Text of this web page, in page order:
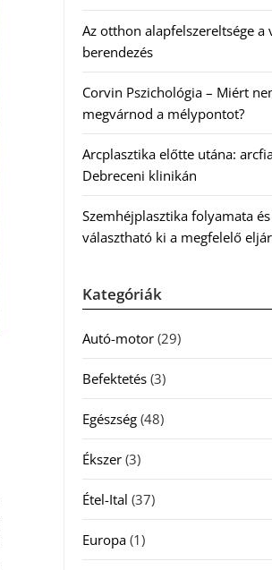
Az otthon alapfelszereltsége a
berendezés
Corvin Pszichológia – Miért
megvárnod a mélypontot?
Arcplasztika előtte utána:
Debreceni klinikán
Szemhéjplasztika folyamata
választható ki a megfelelő
Kategóriák
Autó-motor(29)
Befektetés(3)
Egészség(48)
Ékszer(3)
Étel-Ital (37)
Europa(1)